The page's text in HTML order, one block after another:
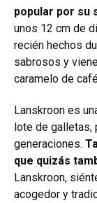
popular por su
unos 12 cm de
recién hechos
sabrosos y
caramelo de
Lanskroon es
lote de galletas,
generaciones.
que quizás
Lanskroon,
acogedor y